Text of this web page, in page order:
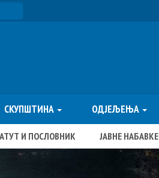
СКУПШТИНА ОДЈЕЉЕЊА
И ПОСЛОВНИК ЈАВНЕ НАБАВКЕ